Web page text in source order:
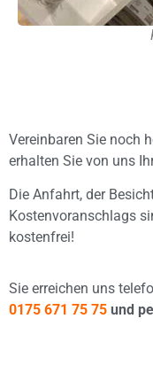
Vereinbaren Sie noch
erhalten Sie von uns
Die Anfahrt, der
Kostenvoranschlags
kostenfrei!
Sie erreichen uns
0175 671 75 75 und